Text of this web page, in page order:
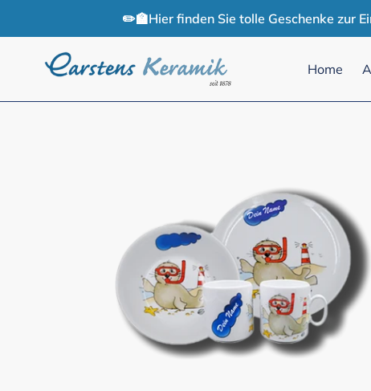
✏️🏫Hier finden Sie tolle Geschenke zur
Home